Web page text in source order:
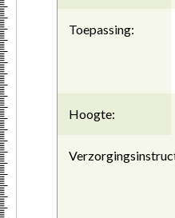
Toepassing:
Hoogte: